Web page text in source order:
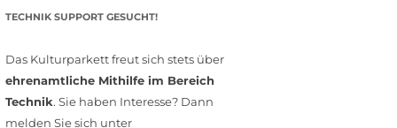
TECHNIK SUPPORT GESUCHT!
Das Kulturparkett freut sich stets über
ehrenamtliche Mithilfe im Bereich
Technik. Sie haben Interesse? Dann
melden Sie sich unter